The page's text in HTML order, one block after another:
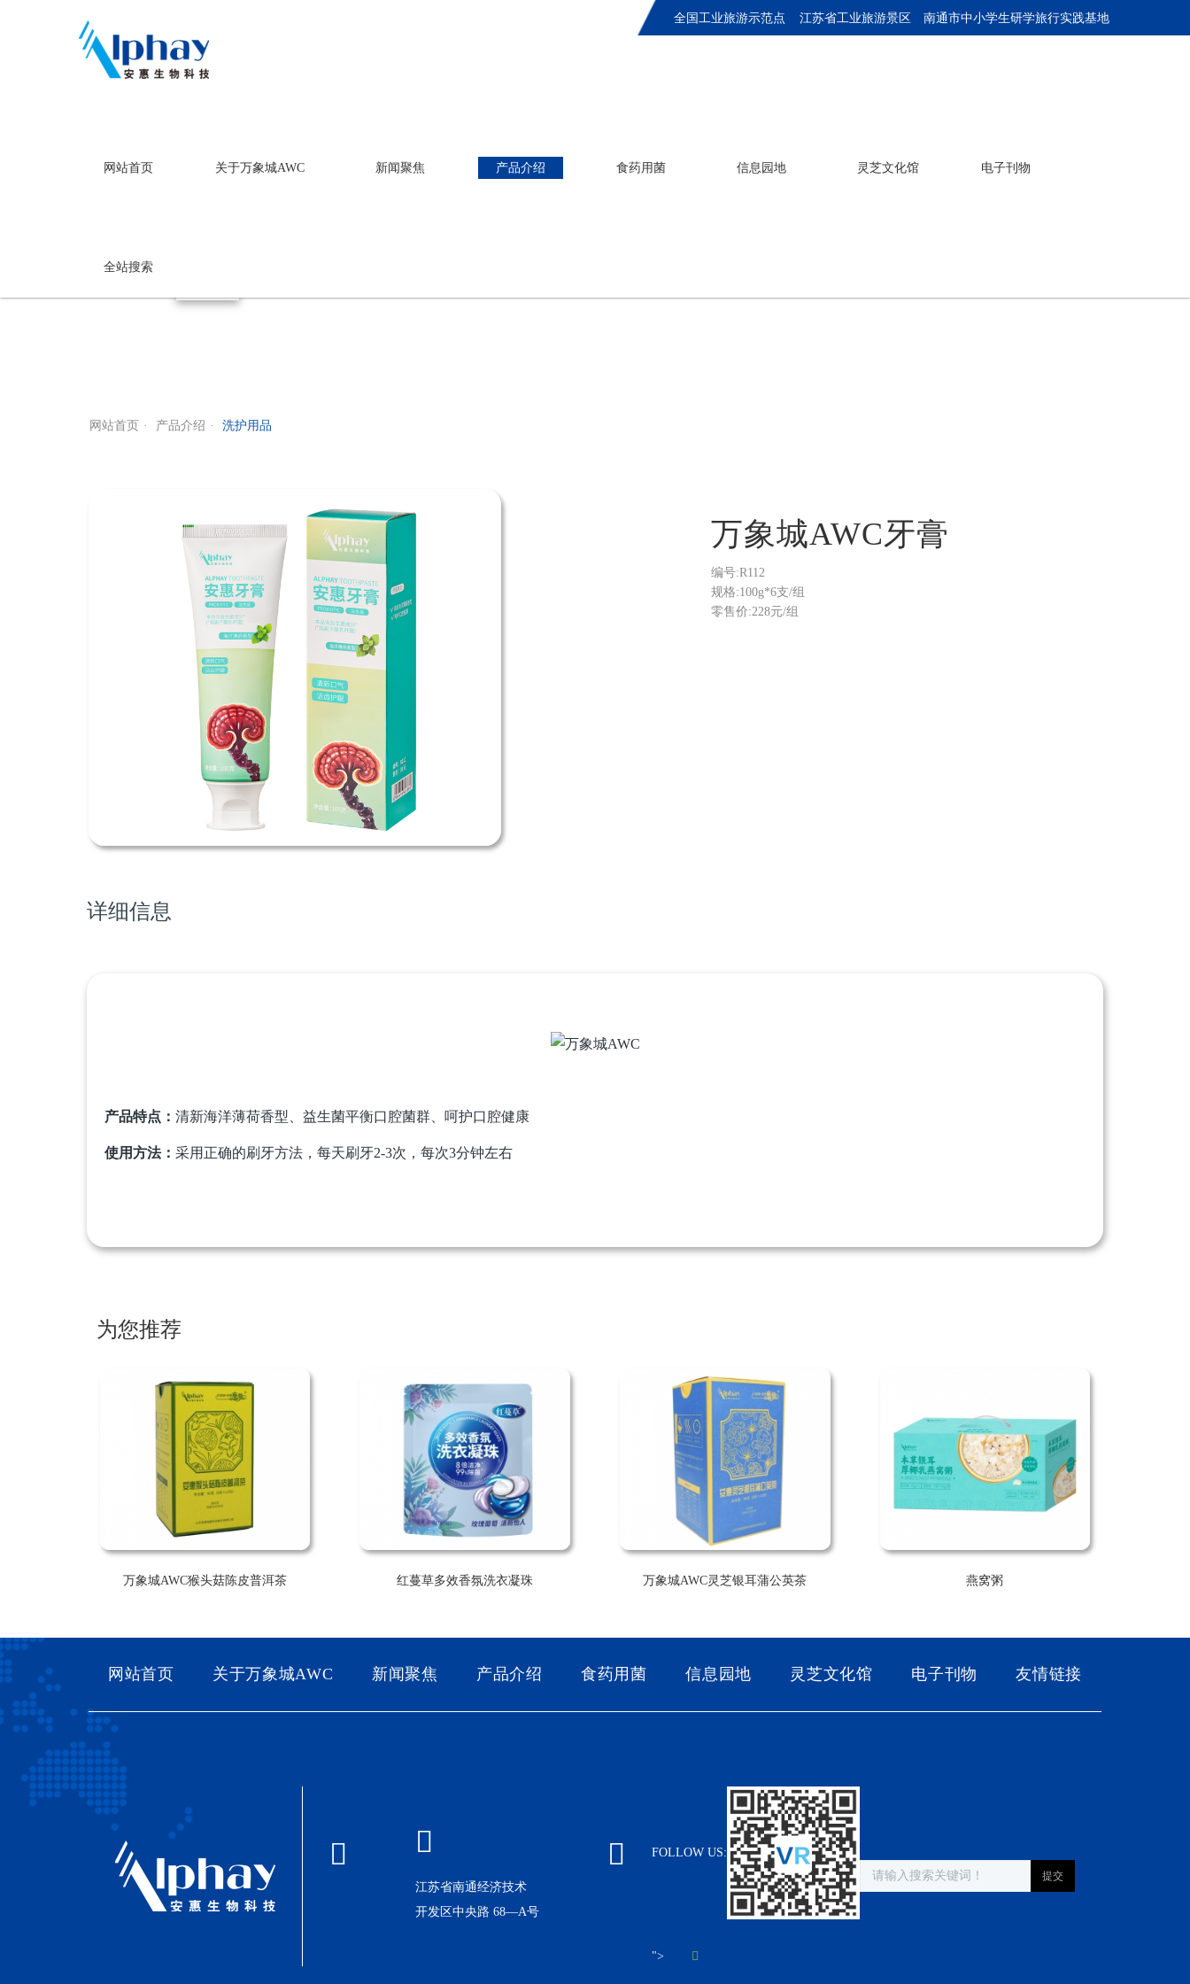
全国工业旅游示范点 江苏省工业旅游景区 南通市中小学生研学旅行实践基地
网站首页 关于万象城AWC 新闻聚焦 产品介绍 食药用菌 信息园地 灵芝文化馆 电子刊物
全站搜索
网站首页 产品介绍 洗护用品
万象城AWC牙膏
编号:R112
规格:100g*6支/组
零售价:228元/组
详细信息
产品特点： 清新海洋薄荷香型、益生菌平衡口腔菌群、呵护口腔健康
使用方法： 采用正确的刷牙方法，每天刷牙2-3次，每次3分钟左右
为您推荐
万象城AWC猴头菇陈皮普洱茶 红蔓草多效香氛洗衣凝珠 万象城AWC灵芝银耳蒲公英茶 燕窝粥
网站首页 关于万象城AWC 新闻聚焦 产品介绍 食药用菌 信息园地 灵芝文化馆 电子刊物 友情链接
江苏省南通经济技术
开发区中央路 68—A号
FOLLOW US:
">